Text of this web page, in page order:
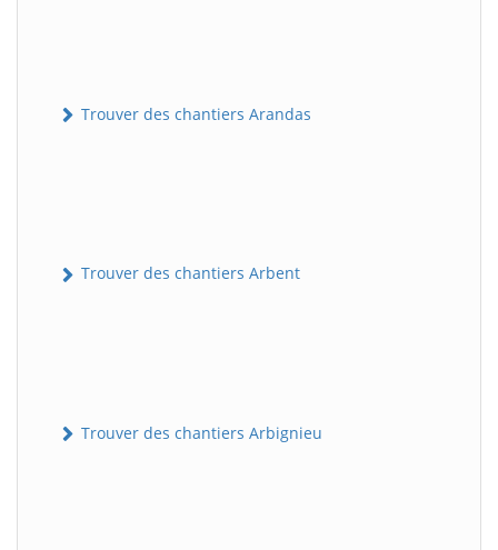
Trouver des chantiers Arandas
Trouver des chantiers Arbent
Trouver des chantiers Arbignieu